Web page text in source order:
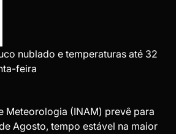
nublado e temperaturas até 32
feira
Meteorologia (INAM) prevê para
Agosto, tempo estável na maior